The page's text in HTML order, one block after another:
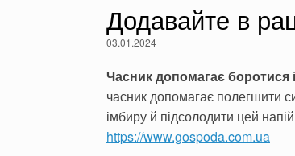
Додавайте в
03.01.2024
Часник допомагає боротися
часник допомагає полегшити
імбиру й підсолодити цей
https://www.gospoda.com.ua